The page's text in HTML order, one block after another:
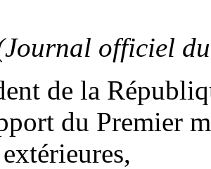
officiel
de la
du Premier